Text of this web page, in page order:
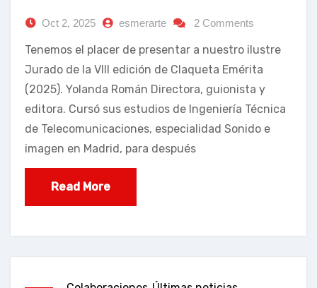
Oct 2, 2025 esmerarte 2 Comments
Tenemos el placer de presentar a nuestro ilustre
Jurado de la VIII edición de Claqueta Emérita
(2025). Yolanda Román Directora, guionista y
editora. Cursó sus estudios de Ingeniería Técnica
de Telecomunicaciones, especialidad Sonido e
imagen en Madrid, para después
Read More